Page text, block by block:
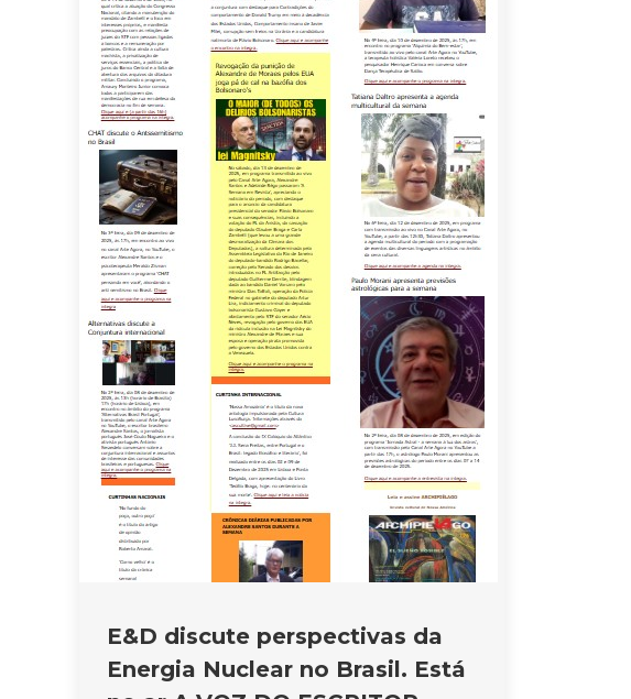
E&D discute perspectivas da
Energia Nuclear no Brasil. Está